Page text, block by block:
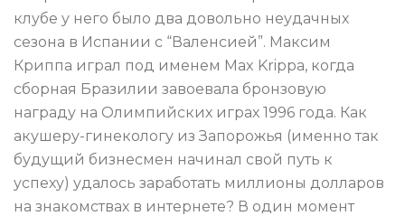
клубе у него было два довольно неудачных
сезона в Испании с “Валенсией”. Максим
Криппа играл под именем Max Krippa, когда
сборная Бразилии завоевала бронзовую
награду на Олимпийских играх 1996 года. Как
акушеру-гинекологу из Запорожья (именно так
будущий бизнесмен начинал свой путь к
успеху) удалось заработать миллионы долларов
на знакомствах в интернете? В один момент